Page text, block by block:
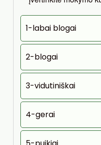
1-labai blogai
2-blogai
3-vidutiniškai
4-gerai